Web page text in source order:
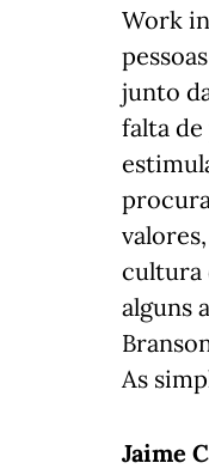
Work
junto
falta de
cultura
alguns
As
Jaime